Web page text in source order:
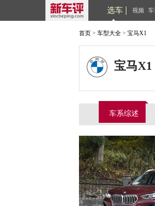
选车 视频
首页 > 车型大全 > 宝马X1
宝马X1
车系综述